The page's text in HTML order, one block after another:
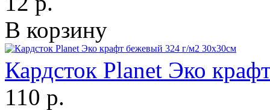
В корзину
Кардсток Planet Эко
110 р.